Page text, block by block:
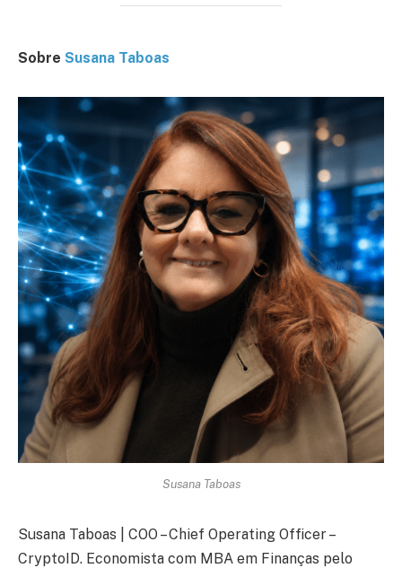
Sobre Susana Taboas
Susana Taboas
Susana Taboas | COO – Chief Operating Officer –
CryptoID. Economista com MBA em Finanças pelo